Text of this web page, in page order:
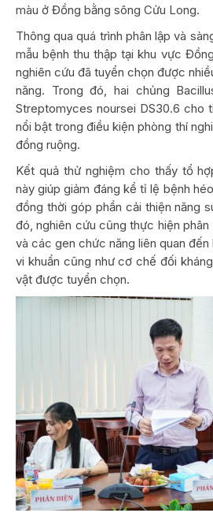
màu ở Đồng bằng sông Cửu Long.
Thông qua quá trình phân lập và
mẫu bệnh thu thập tại khu vực
nghiên cứu đã tuyển chọn được
năng. Trong đó, hai chủng
Streptomyces noursei DS30.6 cho
nổi bật trong điều kiện phòng thí
đồng ruộng.
Kết quả thử nghiệm cho thấy tổ
này giúp giảm đáng kể tỉ lệ bệnh
đồng thời góp phần cải thiện năng
đó, nghiên cứu cũng thực hiện
và các gen chức năng liên quan
vi khuẩn cũng như cơ chế đối
vật được tuyển chọn.